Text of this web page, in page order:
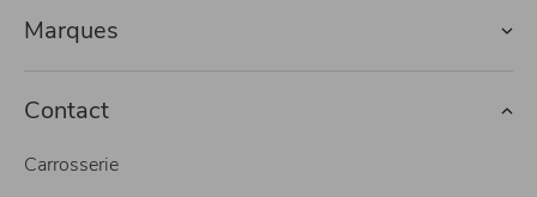
Marques
Contact
Carrosserie